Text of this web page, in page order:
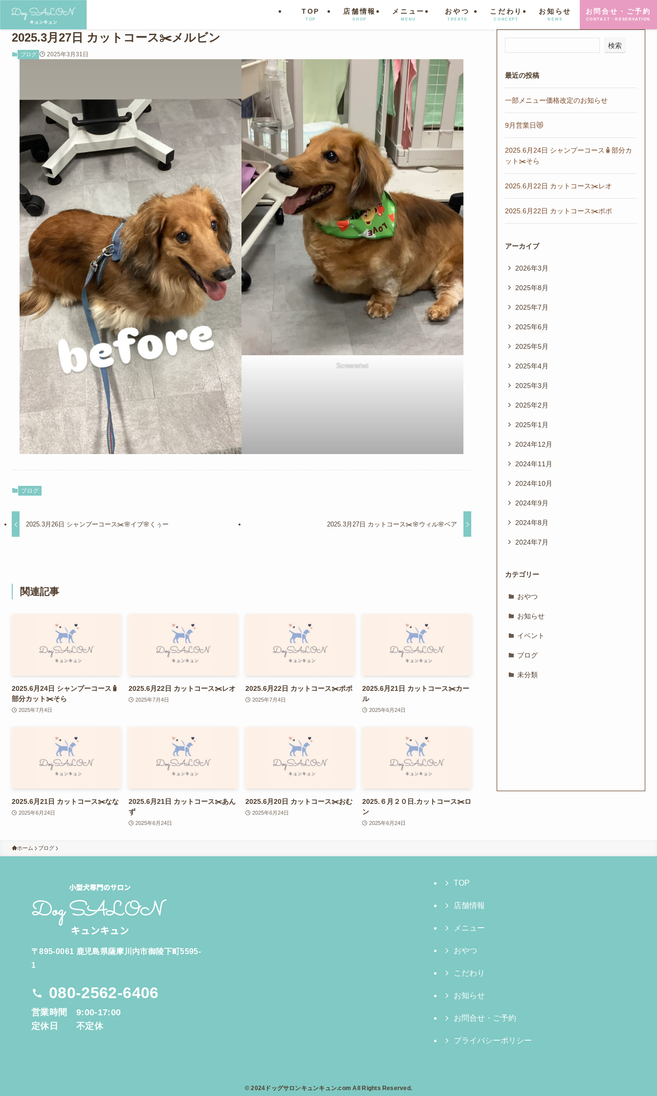
TOP
TOP
店舗情報
SHOP
メニュー
MENU
おやつ
TREATS
こだわり
CONCEPT
お知らせ
NEWS
お問合せ・ご予約
CONTACT・RESERVATION
2025.3月27日 カットコース✂️メルビン
ブログ 2025年3月31日
Screenshot
ブログ
2025.3月26日 シャンプーコース✂️🌸イブ🌸くぅー 2025.3月27日 カットコース✂️🌸ウィル🌸ベア
関連記事
2025.6月24日 シャンプーコース🧴
部分カット✂️そら
2025年7月4日
2025.6月22日 カットコース✂️レオ
2025年7月4日
2025.6月22日 カットコース✂️ポポ
2025年7月4日
2025.6月21日 カットコース✂️カー
ル
2025年6月24日
2025.6月21日 カットコース✂️なな
2025年6月24日
2025.6月21日 カットコース✂️あん
ず
2025年6月24日
2025.6月20日 カットコース✂️おむ
2025年6月24日
2025.６月２０日.カットコース✂️ロ
ン
2025年6月24日
検索
最近の投稿
一部メニュー価格改定のお知らせ
9月営業日😻
2025.6月24日 シャンプーコース🧴部分カ
ット✂️そら
2025.6月22日 カットコース✂️レオ
2025.6月22日 カットコース✂️ポポ
アーカイブ
2026年3月
2025年8月
2025年7月
2025年6月
2025年5月
2025年4月
2025年3月
2025年2月
2025年1月
2024年12月
2024年11月
2024年10月
2024年9月
2024年8月
2024年7月
カテゴリー
おやつ
お知らせ
イベント
ブログ
未分類
ホーム ブログ
〒895-0061 鹿児島県薩摩川内市御陵下町5595-
1
080-2562-6406
営業時間 9:00-17:00
定休日 不定休
TOP
店舗情報
メニュー
おやつ
こだわり
お知らせ
お問合せ・ご予約
プライバシーポリシー
© 2024ドッグサロンキュンキュン.com All Rights Reserved.